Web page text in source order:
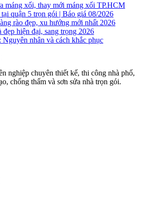
máng xối, thay mới máng xối TP.HCM
quận 5 trọn gói | Báo giá 08/2026
rào đẹp, xu hướng mới nhất 2026
đẹp hiện đại, sang trọng 2026
nhân và cách khắc phục
nghiệp chuyên thiết kế, thi công nhà phố,
chống thấm và sơn sửa nhà trọn gói.